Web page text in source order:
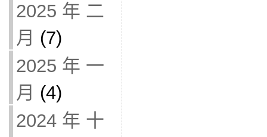
2025 年 二
月 (7)
2025 年 一
月 (4)
2024 年 十